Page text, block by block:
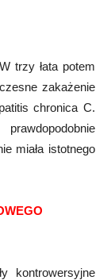
trzy łata potem
zakażenie
chronica C.
miała istotnego
kontrowersyjne